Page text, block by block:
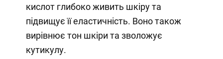
кислот глибоко живить шкіру та
підвищує її еластичність. Воно також
вирівнює тон шкіри та зволожує
кутикулу.